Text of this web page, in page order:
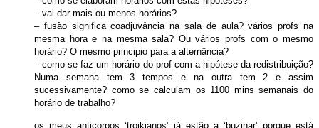
– vai dar mais ou menos horários?
– fusão significa coadjuvância na sala de aula? vários profs na
mesma hora e na mesma sala? Ou vários profs com o mesmo
horário? O mesmo principio para a alternância?
– como se faz um horário do prof com a hipótese da redistribuição?
Numa semana tem 3 tempos e na outra tem 2 e assim
sucessivamente? como se calculam os 1100 mins semanais do
horário de trabalho?
os meus anticorpos ‘troikianos’ já estão a ‘buzinar’ porque está